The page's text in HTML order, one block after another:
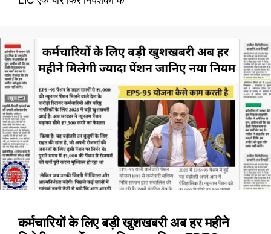
कर्मचारियों के लिए बड़ी खुशखबरी अब हर महीने